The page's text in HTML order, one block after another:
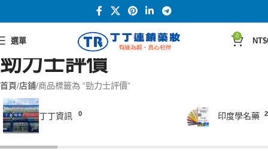
選單
0
NT$
勁力士評價
首頁 店鋪 商品標籤為 “勁力士評價”
丁丁資訊 0 印度學名藥